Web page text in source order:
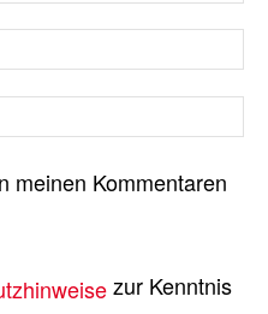
meinen Kommentaren
zur Kenntnis